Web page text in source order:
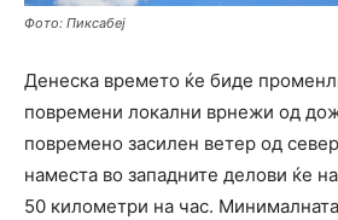
Фото: Пиксабеј
Денеска времето ќе биде
повремени локални врнежи од
повремено засилен ветер од
наместа во западните делови ќе
50 километри на час.